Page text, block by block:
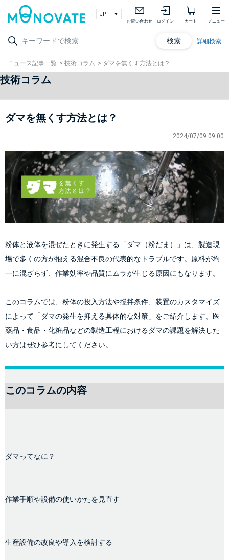
お問い合わせ ログイン カート メニュー
検索 詳細検索
ニュース記事一覧 > 技術コラム > ダマを無くす方法とは？
技術コラム
ダマを無くす方法とは？
2024/07/09 09:00
粉体と液体を混ぜたときに発生する「ダマ（粉だま）」は、製造現
場で多くの方が抱える混合不良の代表的なトラブルです。原料が均
一に混ざらず、作業効率や品質にムラが生じる原因にもなります。
このコラムでは、粉体の投入方法や撹拌条件、装置のカスタマイズ
によって「ダマの発生を抑える具体的な対策」をご紹介します。医
薬品・食品・化粧品などの製造工程におけるダマの課題を解決した
い方はぜひ参考にしてください。
このコラムの内容
ダマってなに？
作業手順や設備の使いかたを見直す
生産設備の改良や導入を検討する